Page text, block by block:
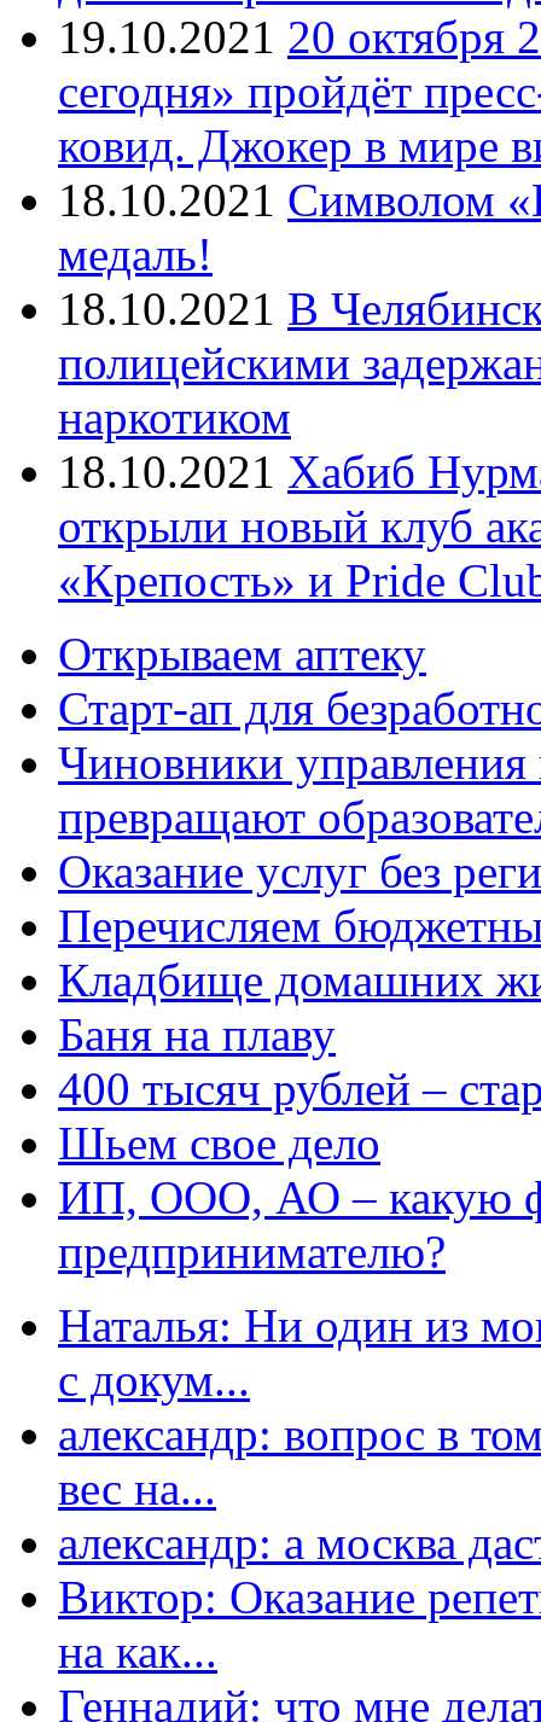
19.10.2021 20 октября
сегодня» пройдёт
ковид. Джокер в мире
18.10.2021 Символом
медаль!
18.10.2021 В
полицейскими
наркотиком
18.10.2021 Хабиб
открыли новый клуб
«Крепость» и Pride
Открываем аптеку
Старт-ап для
Чиновники
превращают
Оказание услуг без
Перечисляем
Кладбище домашних
Баня на плаву
400 тысяч рублей –
Шьем свое дело
ИП, ООО, АО – какую
предпринимателю?
Наталья: Ни один из
с докум...
александр: вопрос в
вес на...
александр: а москва
Виктор: Оказание
на как...
Геннадий: что мне